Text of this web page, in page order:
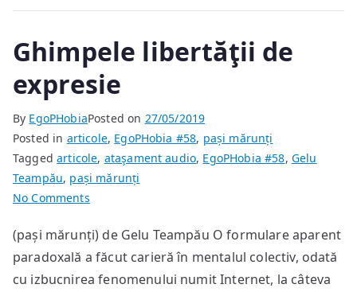
Ghimpele libertăţii de
expresie
By EgoPHobiaPosted on 27/05/2019
Posted in articole, EgoPHobia #58, pași mărunți
Taggedarticole, ataşament audio, EgoPHobia #58, Gelu
Teampău, pași mărunți
No Commentson
libertăţii
de
expresie
(pași mărunți) de Gelu Teampău O formulare aparent
paradoxală a făcut carieră în mentalul colectiv, odată
cu izbucnirea fenomenului numit Internet, la câteva